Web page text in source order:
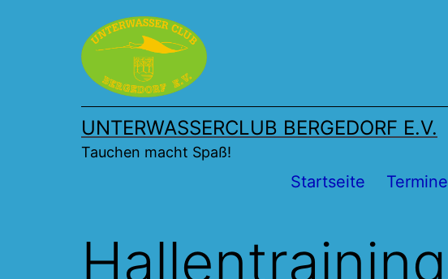
UNTERWASSERCLUB BERGEDORF E.V.
Tauchen macht Spaß!
Startseite Termine
Hallentraining